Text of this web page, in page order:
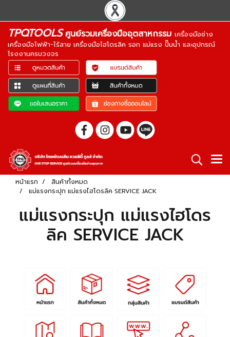
TPQTOOLSศูนย์รวมเครื่องมืออุตสาหกรรม เครื่องมือช่าง
เครื่องมือไฟฟ้า-ไร้สาย เครื่องมือไฮโดรลิค รอก แม่แรง ปั๊มน้ำ และอุปกรณ์
โรงงานครบวงจร
หน้าแรก
สินค้าทั้งหมด
แม่แรงกระปุก แม่แรงไฮโดรลิค SERVICE JACK
แม่แรงกระปุก แม่แรงไฮโดร
ลิค SERVICE JACK